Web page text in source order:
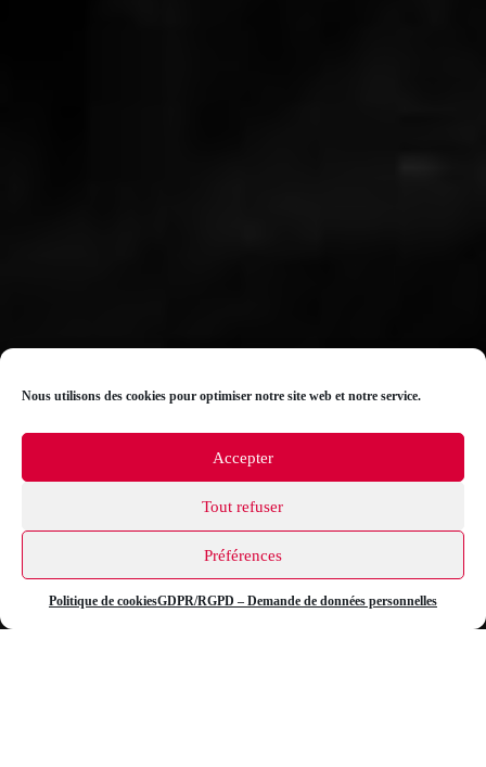
Nous utilisons des cookies pour optimiser notre site web et notre service.
Accepter
Tout refuser
Préférences
Politique de cookiesGDPR/RGPD – Demande de données personnelles